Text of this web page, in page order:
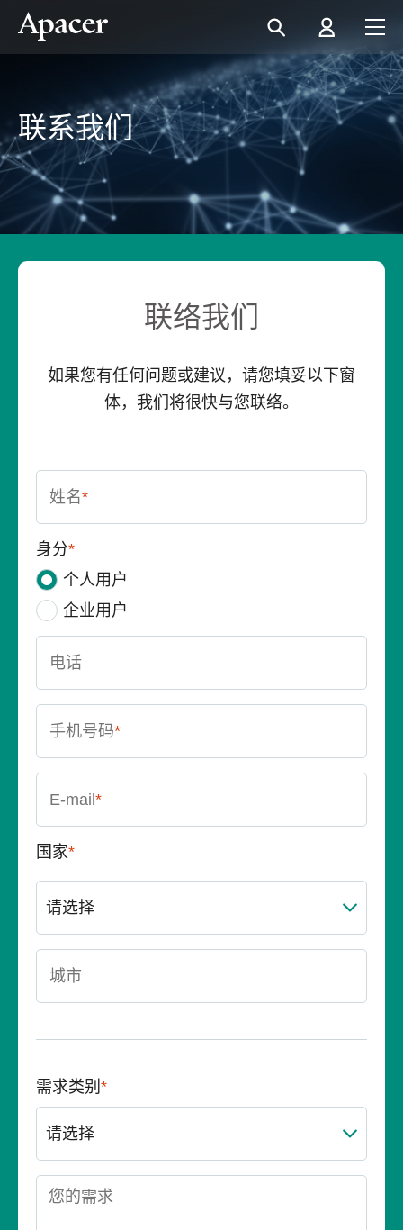
联系我们
联络我们
如果您有任何问题或建议，请您填妥以下窗
体，我们将很快与您联络。
姓名*
身分*
个人用户
企业用户
电话
手机号码*
E-mail *
国家*
城市
需求类别 *
您的需求